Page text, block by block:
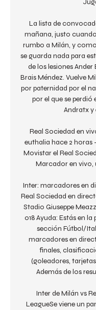
La lista de
mañana, justo
rumbo a Milán, y
se guarda nada para
de los lesiones
Brais Méndez. Vuelve
por paternidad por el
por el que se perdió
Andratx y
Real Sociedad en
euthalia hace 2 horas
Movistar el Real
Marcador en vivo,
Inter: marcadores en
Real Sociedad en
Stadio Giuseppe
018 Ayuda: Estás en
sección Fútbol/
marcadores en
finales,
(goleadores,
Además de los
Inter de Milán vs
LeagueSe viene un